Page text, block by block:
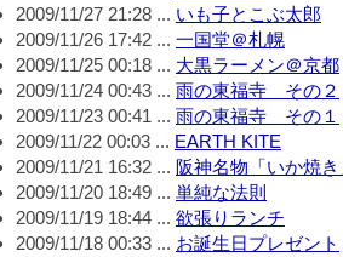
2009/11/27 21:28 ... いも子とこぶ太郎
2009/11/26 17:42 ... 一国堂＠札幌
2009/11/25 00:18 ... 大黒ラーメン＠京都
2009/11/24 00:43 ... 雨の東福寺 その２
2009/11/23 00:41 ... 雨の東福寺 その１
2009/11/22 00:03 ... EARTH KITE
2009/11/21 16:32 ... 阪神名物「いか焼
2009/11/20 18:49 ... 単純な法則
2009/11/19 18:44 ... 欲張りランチ
2009/11/18 00:33 ... お誕生日プレゼント